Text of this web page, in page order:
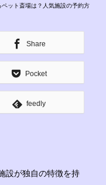
ペット斎場は？人気施設の予約方
Share
Pocket
feedly
設が独自の特徴を持